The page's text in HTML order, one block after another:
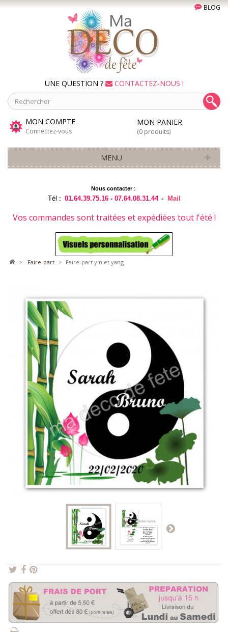
BLOG
UNE QUESTION ? CONTACTEZ-NOUS !
MON COMPTE
Connectez-vous
MON PANIER
(0 produits)
MENU
Nous contacter:
Tél : 01.64.39.75.16 -07.64.08.31.44 - Mail
Vos commandes sont traitées et expédiées tout l'été !
> faire-part > Faire-part yin et yang